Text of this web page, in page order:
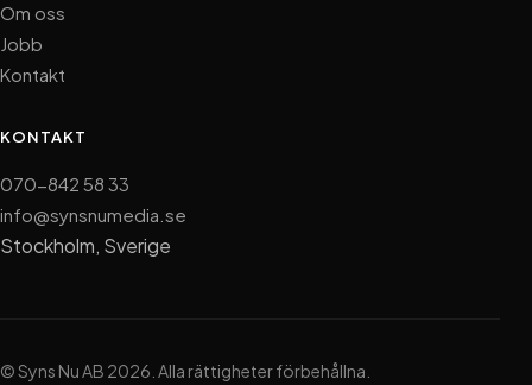
Om oss
Jobb
Kontakt
KONTAKT
070-842 58 33
info@synsnumedia.se
Stockholm, Sverige
© Syns Nu AB 2026. Alla rättigheter förbehållna.